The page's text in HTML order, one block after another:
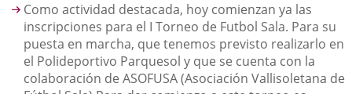
Como actividad destacada, hoy comienzan ya las
inscripciones para el I Torneo de Futbol Sala. Para su
puesta en marcha, que tenemos previsto realizarlo en
el Polideportivo Parquesol y que se cuenta con la
colaboración de ASOFUSA (Asociación Vallisoletana de